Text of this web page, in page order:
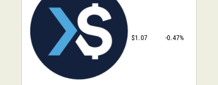
$1.07 -0.47%